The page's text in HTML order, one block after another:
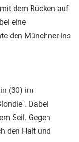
dem Rücken auf
eine
den Münchner ins
(30) im
Dabei
Seil. Gegen
den Halt und